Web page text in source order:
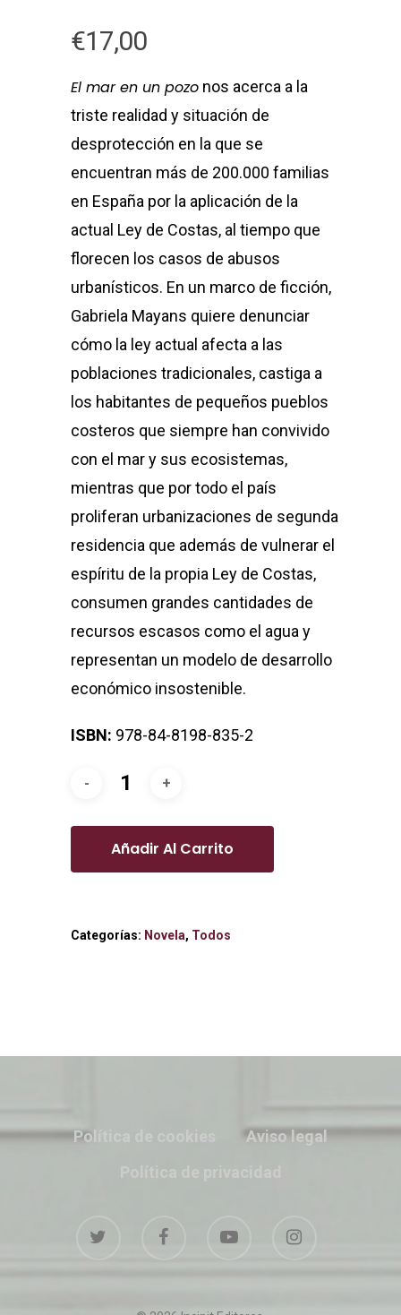
€17,00
El mar en un pozo nos acerca a la
triste realidad y situación de
desprotección en la que se
encuentran más de 200.000 familias
en España por la aplicación de la
actual Ley de Costas, al tiempo que
florecen los casos de abusos
urbanísticos. En un marco de ficción,
Gabriela Mayans quiere denunciar
cómo la ley actual afecta a las
poblaciones tradicionales, castiga a
los habitantes de pequeños pueblos
costeros que siempre han convivido
con el mar y sus ecosistemas,
mientras que por todo el país
proliferan urbanizaciones de segunda
residencia que además de vulnerar el
espíritu de la propia Ley de Costas,
consumen grandes cantidades de
recursos escasos como el agua y
representan un modelo de desarrollo
económico insostenible.
ISBN: 978-84-8198-835-2
Añadir Al Carrito
Categorías: Novela, Todos
Política de cookies
Aviso legal